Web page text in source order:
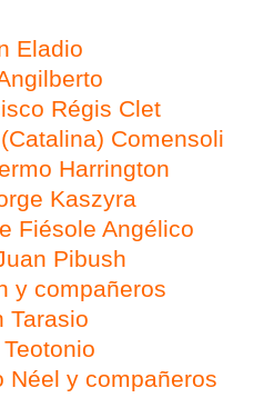
Eladio
Régis Clet
Comensoli
Harrington
Kaszyra
Fiésole Angélico
Pibush
y compañeros
Tarasio
Néel y compañeros